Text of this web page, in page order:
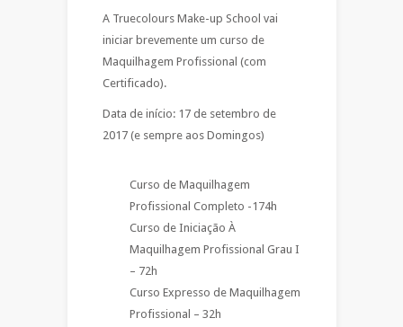
A Truecolours Make-up School vai
iniciar brevemente um curso de
Maquilhagem Profissional (com
Certificado).
Data de início: 17 de setembro de
2017 (e sempre aos Domingos)
Curso de Maquilhagem
Profissional Completo -174h
Curso de Iniciação À
Maquilhagem Profissional Grau I
– 72h
Curso Expresso de Maquilhagem
Profissional – 32h